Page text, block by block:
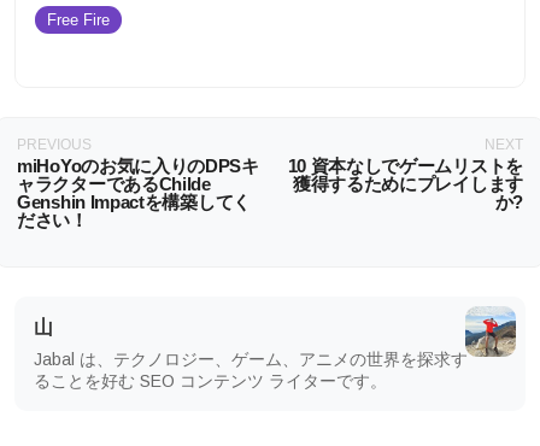
Free Fire
PREVIOUS
miHoYoのお気に入りのDPSキ
ャラクターであるChilde
Genshin Impactを構築してく
ださい！
NEXT
10 資本なしでゲームリストを
獲得するためにプレイします
か?
山
Jabal は、テクノロジー、ゲーム、アニメの世界を探求す
ることを好む SEO コンテンツ ライターです。